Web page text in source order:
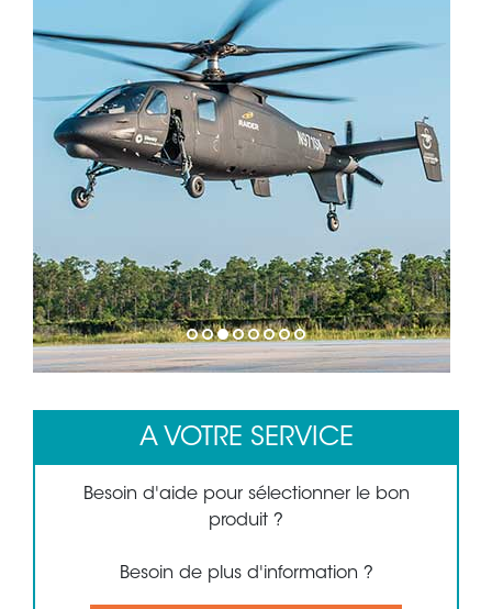
1 2 3 4 5 6 7 8
A VOTRE SERVICE
Besoin d'aide pour sélectionner le bon
produit ?
Besoin de plus d'information ?